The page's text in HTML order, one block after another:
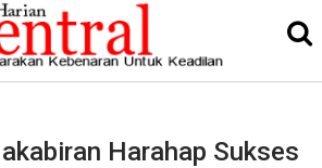
Harahap Sukses